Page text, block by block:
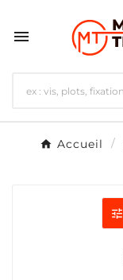

Accueil
